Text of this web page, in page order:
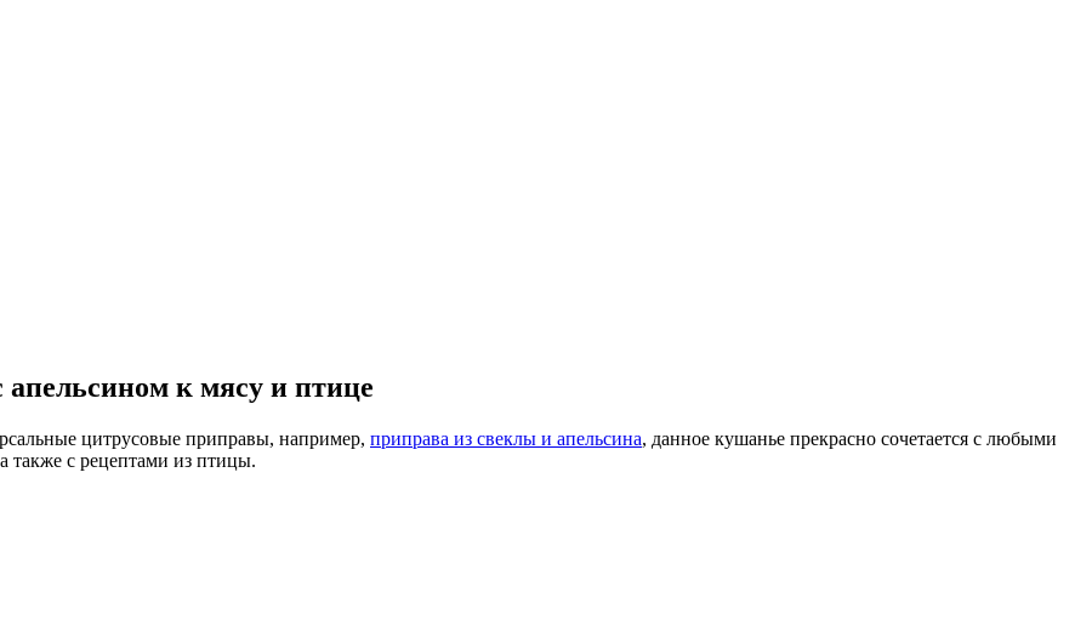
к мясу и птице
цитрусовые приправы, например, приправа из свеклы и апельсина, данное кушанье прекрасно сочетается с любыми
с рецептами из птицы.